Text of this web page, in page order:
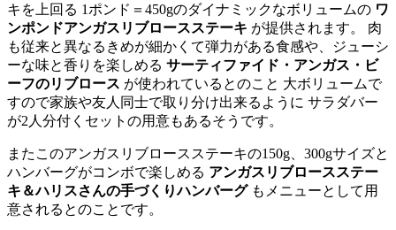
キを上回る 1ポンド＝450gのダイナミックなボリュームの ワ
ンポンドアンガスリブロースステーキ が提供されます。 肉
も従来と異なるきめが細かくて弾力がある食感や、ジューシ
ーな味と香りを楽しめる サーティファイド・アンガス・ビ
ーフのリブロース が使われているとのこと 大ボリュームで
すので家族や友人同士で取り分け出来るように サラダバー
が2人分付くセットの用意もあるそうです。
またこのアンガスリブロースステーキの150g、300gサイズと
ハンバーグがコンボで楽しめる アンガスリブロースステー
キ＆ハリスさんの手づくりハンバーグもメニューとして用
意されるとのことです。